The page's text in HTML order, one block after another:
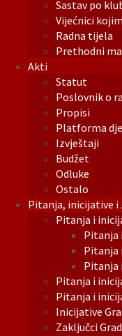
Sastav po
Vijećnici
Radna tijela
Prethodni
Akti
Statut
Poslovnik o
Propisi
Platforma
Izvještaji
Budžet
Odluke
Ostalo
Pitanja, inicijative i
Pitanja i
Pitanja
Pitanja
Pitanja
Pitanja i
Pitanja i
Inicijative
Zaključci